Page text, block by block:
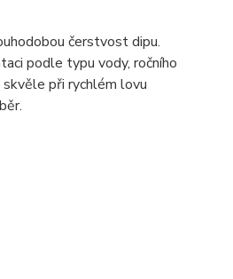
čerstvost dipu.
podle typu vody, ročního
při rychlém lovu